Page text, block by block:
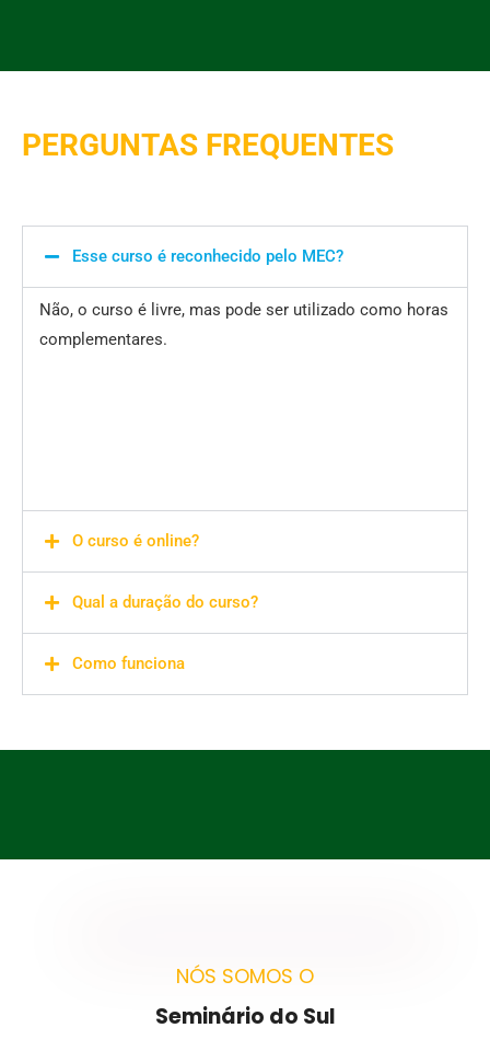
PERGUNTAS FREQUENTES
Esse curso é reconhecido pelo MEC?
Não, o curso é livre, mas pode ser utilizado como horas
complementares.
O curso é online?
Qual a duração do curso?
Como funciona
NÓS SOMOS O
Seminário do Sul